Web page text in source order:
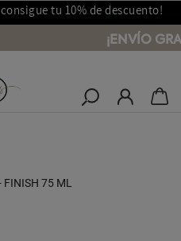
tu 10% de descuento!
¡ENVÍO
Lakmé
FINISH 75 ML